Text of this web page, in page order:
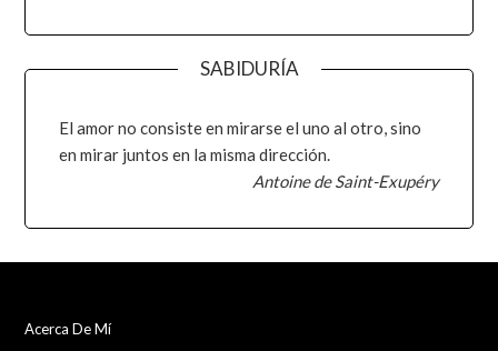
SABIDURÍA
El amor no consiste en mirarse el uno al otro, sino
en mirar juntos en la misma dirección.
Antoine de Saint-Exupéry
Acerca De Mí